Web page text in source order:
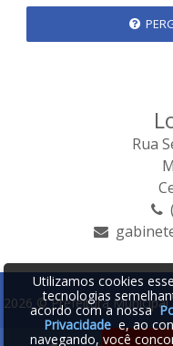
Rua
2026 © Prefeitura
Utilizamos cookies
tecnologias
acordo com a nossa
Privacidadee, ao
navegando, você